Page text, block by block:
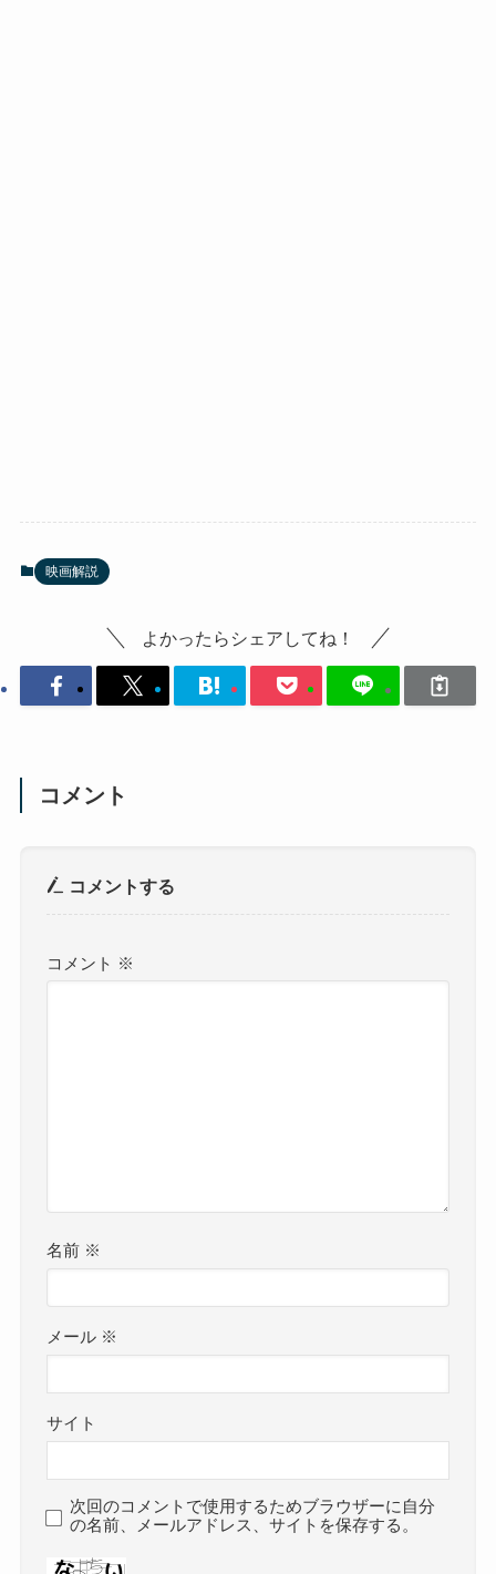
映画解説
よかったらシェアしてね！
コメント
コメントする
コメント ※
名前 ※
メール ※
サイト
次回のコメントで使用するためブラウザーに自分
の名前、メールアドレス、サイトを保存する。